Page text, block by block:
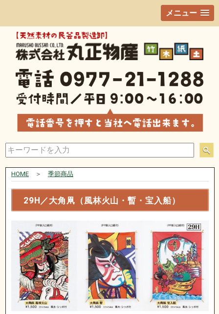
メニュー
HOME＞ 季節商品
29H／大角凧（風林火山・暫・宝入船）